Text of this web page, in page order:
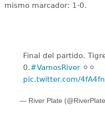
mismo marcador: 1-0.
Final del partido.
0.#VamosRiver⚪️⚪️
pic.twitter.com/
— River Plate